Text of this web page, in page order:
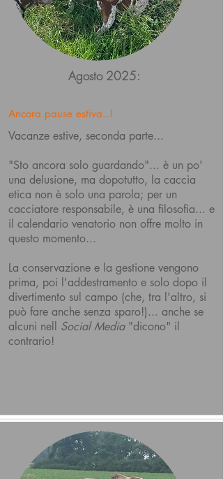
Agosto 2025:
Ancora pause estiva..!
Vacanze estive, seconda parte...
"Sto ancora solo guardando"... è un po'
una delusione, ma dopotutto, la caccia
etica non è solo una parola; per un
cacciatore responsabile, è una filosofia... e
il calendario venatorio non offre molto in
questo momento...
La conservazione e la gestione vengono
prima, poi l'addestramento e solo dopo il
divertimento sul campo (che, tra l'altro, si
può fare anche senza sparo!)... anche se
alcuni nell Social Media"dicono" il
contrario!